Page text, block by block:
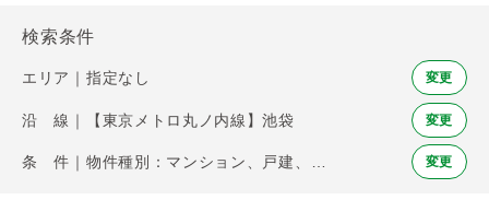
検索条件
エリア｜指定なし 変更
沿 線｜【東京メトロ丸ノ内線】池袋 変更
変更